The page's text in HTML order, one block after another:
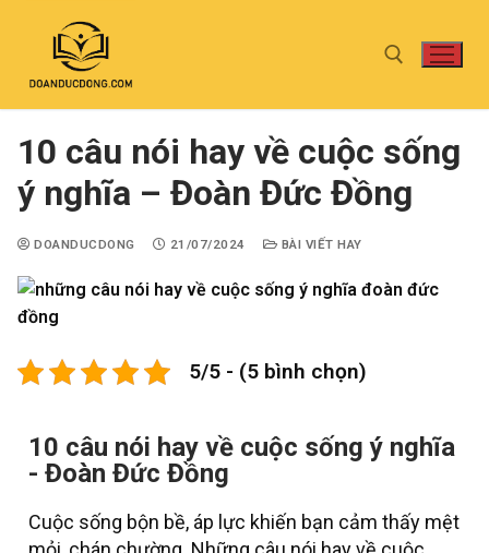
10 câu nói hay về cuộc sống
ý nghĩa – Đoàn Đức Đồng
DOANDUCDONG 21/07/2024 BÀI VIẾT HAY
5/5 - (5 bình chọn)
10 câu nói hay về cuộc sống ý nghĩa
- Đoàn Đức Đồng
Cuộc sống bộn bề, áp lực khiến bạn cảm thấy mệt